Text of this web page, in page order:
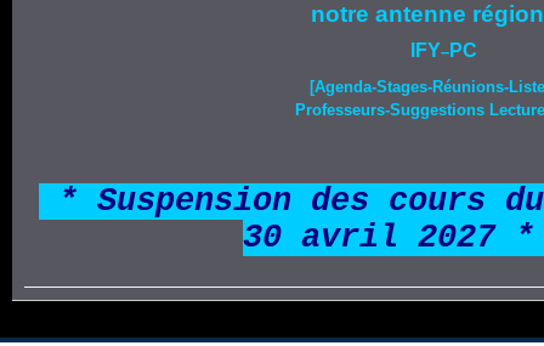
notre antenne
IFY–PC
[Agenda-Stages-Réunions-
Professeurs-Suggestions
* Suspension des cours
30 avril 2027 *